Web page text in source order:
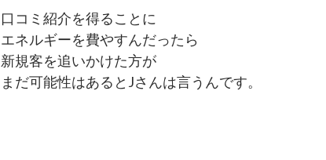
口コミ紹介を得ることに
エネルギーを費やすんだったら
新規客を追いかけた方が
まだ可能性はあるとJさんは言うんです。